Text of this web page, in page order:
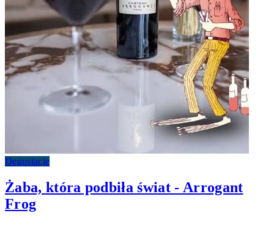
Degustacje
Żaba, która podbiła świat - Arrogant
Frog